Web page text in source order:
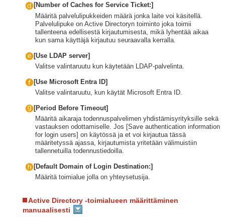
[Number of Caches for Service Ticket:]
Määritä palvelulipukkeiden määrä jonka laite voi käsitellä.
Palvelulipuke on Active Directoryn toiminto joka toimii
tallenteena edellisestä kirjautumisesta, mikä lyhentää aikaa
kun sama käyttäjä kirjautuu seuraavalla kerralla.
[Use LDAP server]
Valitse valintaruutu kun käytetään LDAP-palvelinta.
[Use Microsoft Entra ID]
Valitse valintaruutu, kun käytät Microsoft Entra ID.
[Period Before Timeout]
Määritä aikaraja todennuspalvelimen yhdistämisyrityksille sekä
vastauksen odottamiselle. Jos [Save authentication information
for login users] on käytössä ja et voi kirjautua tässä
määritetyssä ajassa, kirjautumista yritetään välimuistiin
tallennetuilla todennustiedoilla.
[Default Domain of Login Destination:]
Määritä toimialue jolla on yhteysetusija.
Active Directory -toimialueen määrittäminen
manuaalisesti